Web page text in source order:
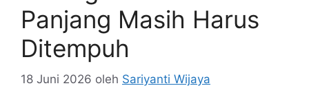
Panjang Masih Harus
Ditempuh
18 Juni 2026 oleh Sariyanti Wijaya